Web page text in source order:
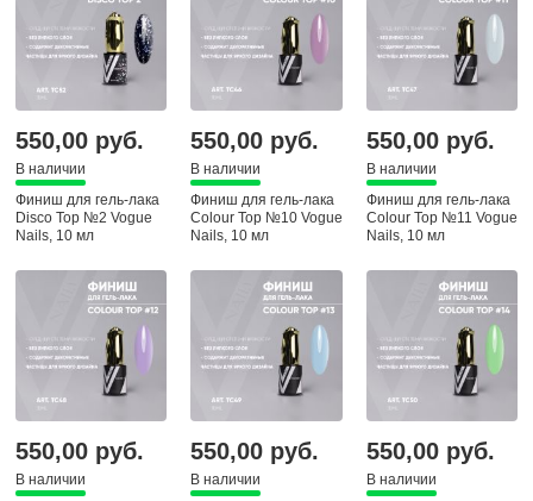
550,00 руб.
В наличии
Финиш для гель-лака
Disco Top №2 Vogue
Nails, 10 мл
550,00 руб.
В наличии
Финиш для гель-лака
Colour Top №10 Vogue
Nails, 10 мл
550,00 руб.
В наличии
Финиш для гель-лака
Colour Top №11 Vogue
Nails, 10 мл
550,00 руб.
В наличии
550,00 руб.
В наличии
550,00 руб.
В наличии